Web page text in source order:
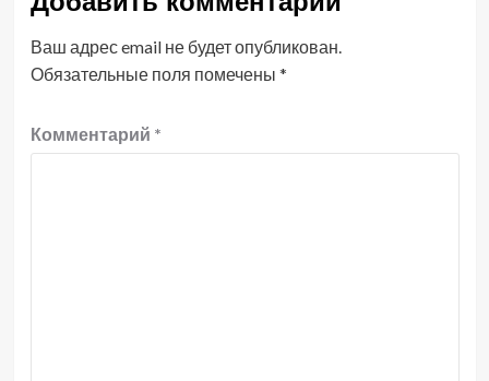
Ваш адрес email не будет опубликован.
Обязательные поля помечены *
Комментарий *